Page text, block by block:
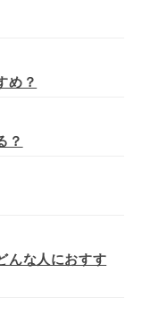
め？
？
んな人におすす